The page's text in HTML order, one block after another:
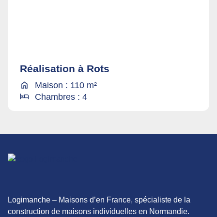
Réalisation à Rots
Maison : 110 m²
Chambres : 4
Logimanche – Maisons d’en France, spécialiste de la
construction de maisons individuelles en Normandie.